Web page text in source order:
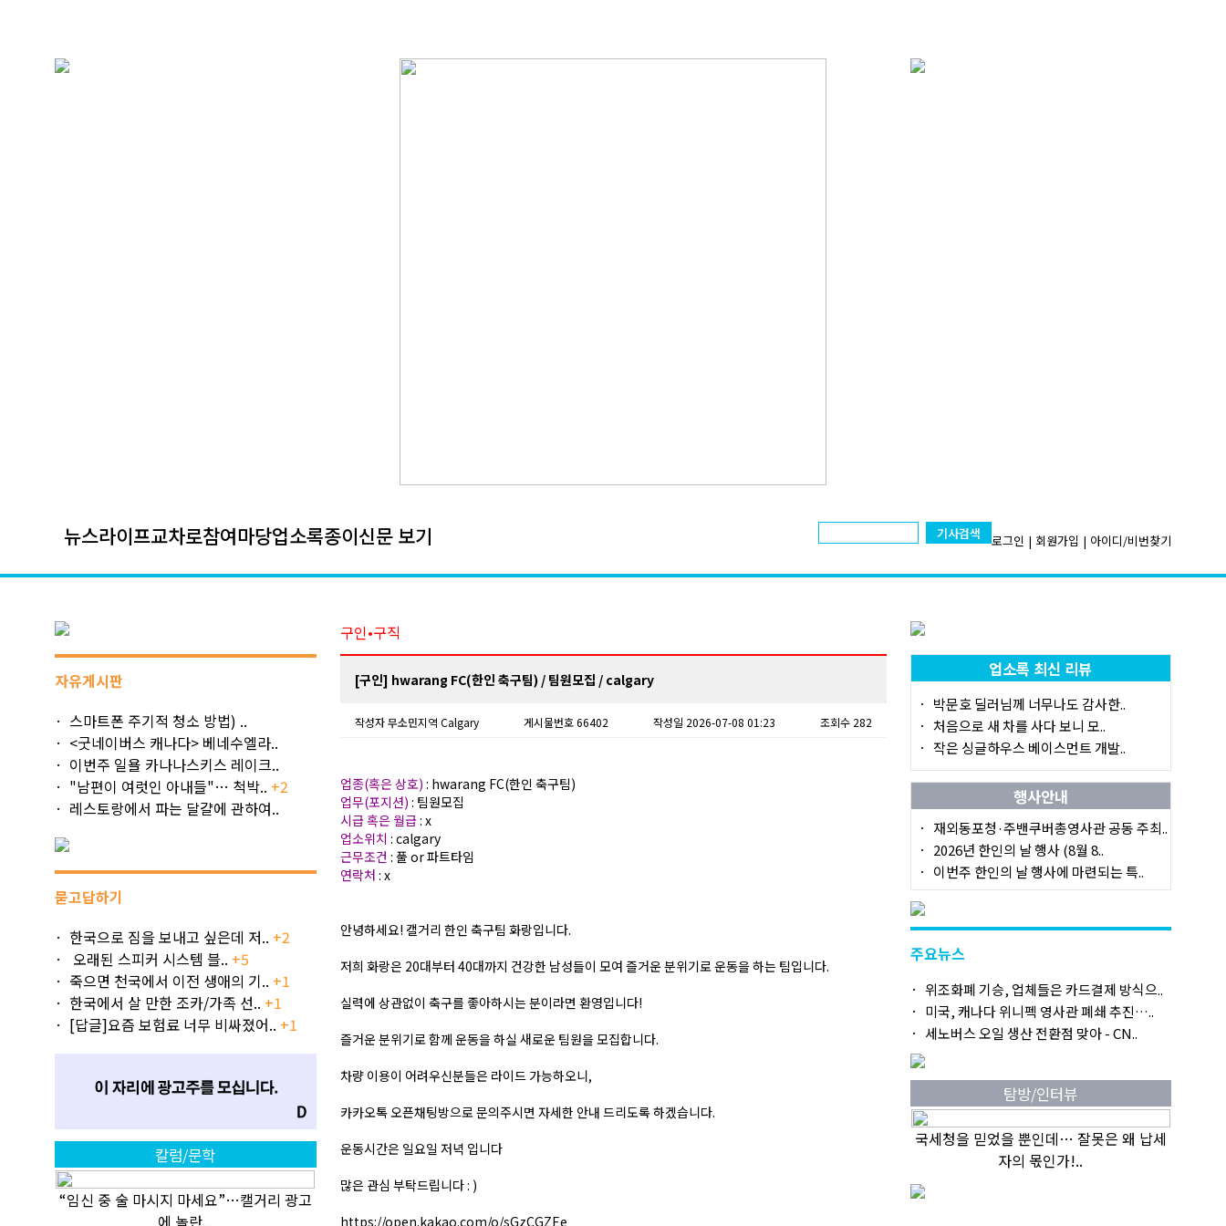
뉴스라이프교차로참여마당업소록종이신문 보기 기사검색 로그인 | 회원가입 | 아이디/비번찾기
자유게시판
스마트폰 주기적 청소 방법) ..
<굿네이버스 캐나다> 베네수엘라..
이번주 일욜 카나나스키스 레이크..
"남편이 여럿인 아내들"… 척박.. +2
레스토랑에서 파는 달걀에 관하여..
묻고답하기
한국으로 짐을 보내고 싶은데 저.. +2
오래된 스피커 시스템 블.. +5
죽으면 천국에서 이전 생애의 기.. +1
한국에서 살 만한 조카/가족 선.. +1
[답글]요즘 보험료 너무 비싸졌어.. +1
칼럼/문학
“임신 중 술 마시지 마세요”…캘거리 광고
에 놀란 ..
구인•구직
[구인] hwarang FC(한인 축구팀) / 팀원모집 / calgary
작성자무소민지역 Calgary 게시물번호 66402 작성일 2026-07-08 01:23 조회수 282
업종(혹은 상호) : hwarang FC(한인 축구팀)
업무(포지션) : 팀원모집
시급 혹은 월급: x
업소위치 : calgary
근무조건 : 풀 or 파트타임
연락처 : x
안녕하세요! 캘거리 한인 축구팀 화랑입니다.
저희 화랑은 20대부터 40대까지 건강한 남성들이 모여 즐거운 분위기로 운동을 하는 팀입니다.
실력에 상관없이 축구를 좋아하시는 분이라면 환영입니다!
즐거운 분위기로 함께 운동을 하실 새로운 팀원을 모집합니다.
차량 이용이 어려우신분들은 라이드 가능하오니,
카카오톡 오픈채팅방으로 문의주시면 자세한 안내 드리도록 하겠습니다.
운동시간은 일요일 저녁 입니다
많은 관심 부탁드립니다 : )
https://open.kakao.com/o/sGzCGZEe
업소록 최신 리뷰
박문호 딜러님께 너무나도 감사한..
처음으로 새 차를 사다 보니 모..
작은 싱글하우스 베이스먼트 개발..
행사안내
재외동포청·주밴쿠버총영사관 공동 주최..
2026년 한인의 날 행사 (8월 8..
이번주 한인의 날 행사에 마련되는 특..
주요뉴스
위조화폐 기승, 업체들은 카드결제 방식으..
미국, 캐나다 위니펙 영사관 폐쇄 추진…..
세노버스 오일 생산 전환점 맞아 - CN..
탐방/인터뷰
국세청을 믿었을 뿐인데… 잘못은 왜 납세
자의 몫인가!..